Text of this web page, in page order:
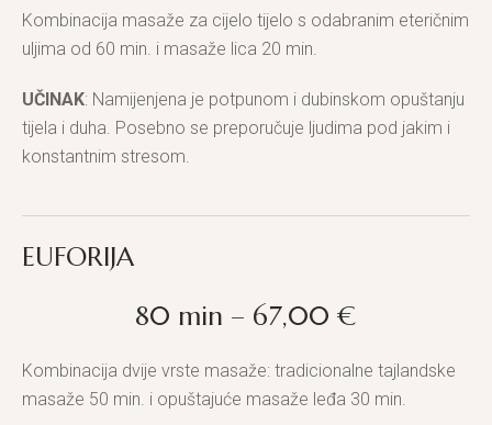
Kombinacija masaže za cijelo tijelo s odabranim eteričnim
uljima od 60 min. i masaže lica 20 min.
UČINAK: Namijenjena je potpunom i dubinskom opuštanju
tijela i duha. Posebno se preporučuje ljudima pod jakim i
konstantnim stresom.
EUFORIJA
80 min – 67,00 €
Kombinacija dvije vrste masaže: tradicionalne tajlandske
masaže 50 min. i opuštajuće masaže leđa 30 min.